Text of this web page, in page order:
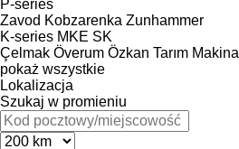
P-series
Zavod Kobzarenka Zunhammer
K-series MKE SK
Çelmak Överum Özkan Tarım Makina
pokaż wszystkie
Lokalizacja
Szukaj w promieniu